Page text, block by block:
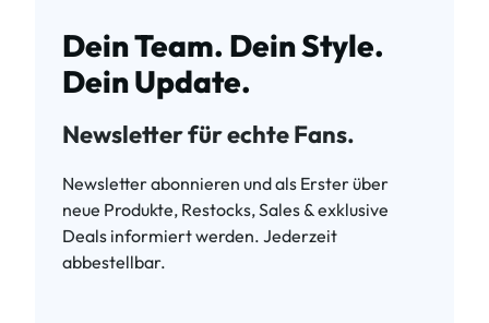
Dein Team. Dein Style.
Dein Update.
Newsletter für echte Fans.
Newsletter abonnieren und als Erster über
neue Produkte, Restocks, Sales & exklusive
Deals informiert werden. Jederzeit
abbestellbar.